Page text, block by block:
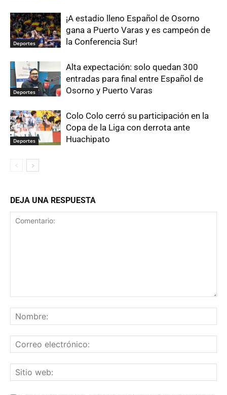
Deportes
¡A estadio lleno Español de Osorno
gana a Puerto Varas y es campeón de
la Conferencia Sur!
Deportes
Alta expectación: solo quedan 300
entradas para final entre Español de
Osorno y Puerto Varas
Deportes
Colo Colo cerró su participación en la
Copa de la Liga con derrota ante
Huachipato
DEJA UNA RESPUESTA